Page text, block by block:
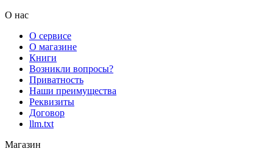
О нас
О сервисе
О магазине
Книги
Возникли вопросы?
Приватность
Наши преимущества
Реквизиты
Договор
llm.txt
Магазин